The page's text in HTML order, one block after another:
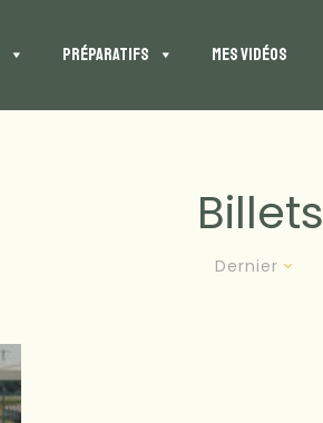
PRÉPARATIFS MES VIDÉOS
Billets
Dernier